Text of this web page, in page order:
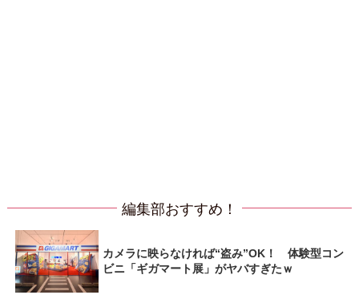
編集部おすすめ！
カメラに映らなければ“盗み”OK！ 体験型コン
ビニ「ギガマート展」がヤバすぎたｗ